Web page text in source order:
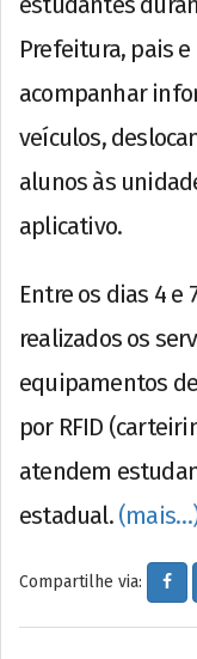
Prefeitura, pais
acompanhar
veículos,
alunos às
aplicativo.
Entre os dias 4 e
realizados os
equipamentos
por RFID
atendem
estadual.
Compartilhe via: